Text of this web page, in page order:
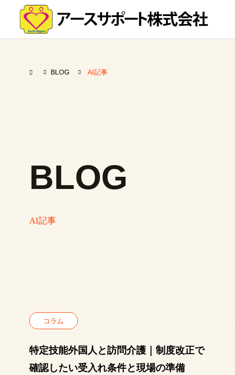
BLOG AI記事
BLOG
AI記事
コラム
特定技能外国人と訪問介護｜制度改正で
確認したい受入れ条件と現場の準備